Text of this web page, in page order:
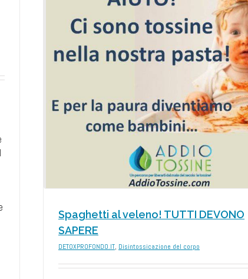
Spaghetti al veleno! TUTTI DEVONO
SAPERE
DETOXPROFONDO.IT, Disintossicazione del corpo